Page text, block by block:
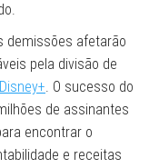
demissões afetarão
​​pela divisão de
Disney+. O sucesso do
de assinantes
encontrar o
e receitas